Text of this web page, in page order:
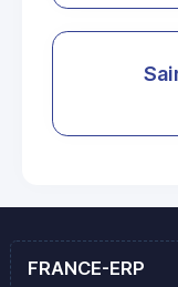
FRANCE-ERP